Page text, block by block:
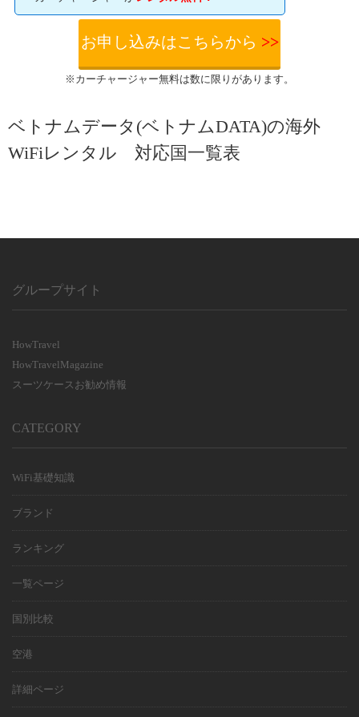
お申し込みはこちらから >>
※カーチャージャー無料は数に限りがあります。
ベトナムデータ(ベトナムDATA)の海外
WiFiレンタル 対応国一覧表
グループサイト
HowTravel
HowTravelMagazine
スーツケースお勧め情報
CATEGORY
WiFi基礎知識
ブランド
ランキング
一覧ページ
国別比較
空港
詳細ページ